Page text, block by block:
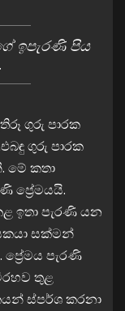
ඉපැරණි පිය
ගුරු පාරක
ගුරු පාරක
මේ කතා
ප්‍රේමයයි.
ඉතා පැරණි යන
සක්මන්
පැරණි
තුළ
ස්පර්ශ කරනා